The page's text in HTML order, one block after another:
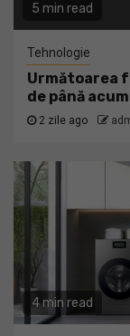
5 min read
Tehnologie
Următoarea
de până acum
2 zile ago
4 min read